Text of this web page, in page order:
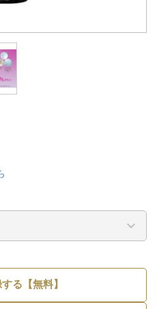
る【無料】